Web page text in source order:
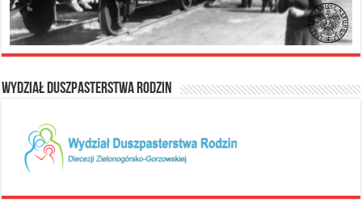
Wydział Duszpasterstwa Rodzin